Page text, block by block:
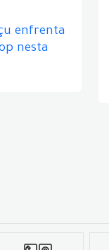
enfrenta
nesta